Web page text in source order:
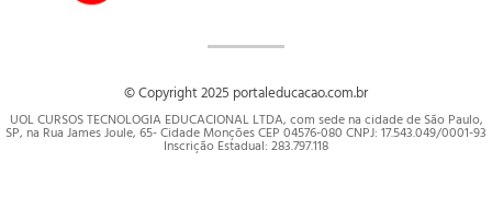
© Copyright 2025 portaleducacao.com.br
UOL CURSOS TECNOLOGIA EDUCACIONAL LTDA, com sede na cidade de São Paulo,
SP, na Rua James Joule, 65- Cidade Monções CEP 04576-080 CNPJ: 17.543.049/0001-93
Inscrição Estadual: 283.797.118